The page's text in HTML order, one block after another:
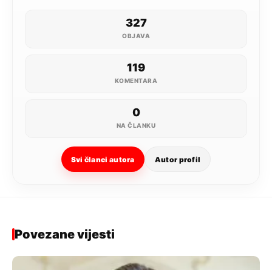
327
OBJAVA
119
KOMENTARA
0
NA ČLANKU
Svi članci autora Autor profil
Povezane vijesti